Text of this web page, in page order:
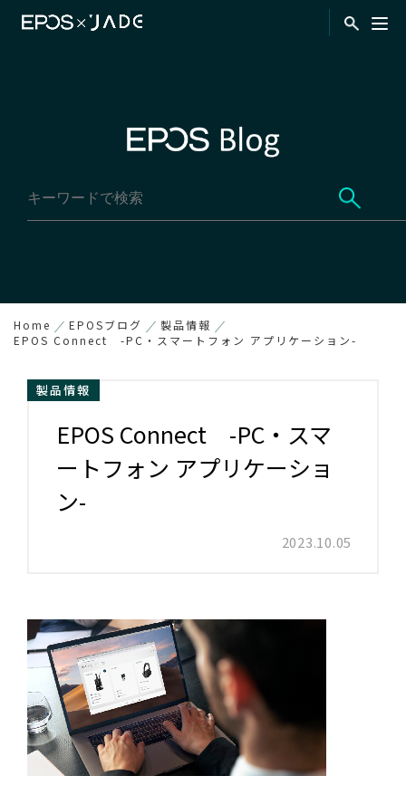
Home EPOSブログ
製品情報
EPOS Connect -PC・スマートフォン アプリケーション-
製品情報
EPOS Connect -PC・スマ
ートフォン アプリケーショ
ン-
2023.10.05